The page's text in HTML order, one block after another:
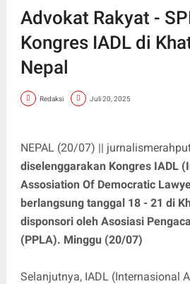
Advokat Rakyat -
Kongres IADL di
Nepal
Redaksi Juli 20, 2025
NEPAL (20/07) ||
diselenggarakan Kongres IADL
Assosiation Of Democratic
berlangsung tanggal 18 - 21 di
disponsori oleh Asosiasi
(PPLA). Minggu (20/07)
Selanjutnya, IADL (Internasional